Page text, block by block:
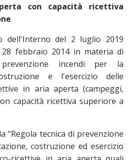
con capacità ricettiva
dell'Interno del 2 luglio 2019
febbraio 2014 in materia di
incendi per la
e l'esercizio delle
in aria aperta (campeggi,
capacità ricettiva superiore a
“Regola tecnica di prevenzione
costruzione ed esercizio